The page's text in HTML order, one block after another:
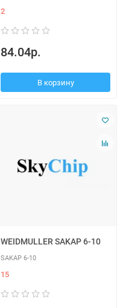
2
84.04р.
В корзину
WEIDMULLER SAKAP 6-10
SAKAP 6-10
15